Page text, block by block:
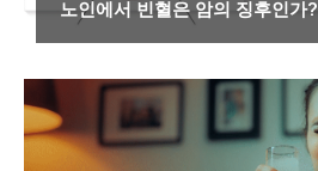
노인에서 빈혈은 암의 징후인가?